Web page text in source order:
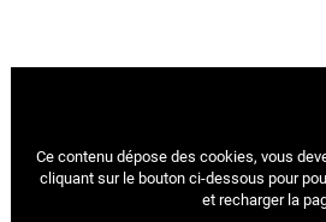
Ce contenu dépose des cookies, vous
cliquant sur le bouton ci-dessous pour
et recharger la